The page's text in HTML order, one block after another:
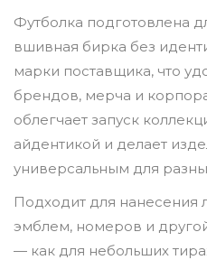
Футболка подготовлена
вшивная бирка без
марки поставщика, что
брендов, мерча и
облегчает запуск
айдентикой и делает
универсальным для
Подходит для нанесения
эмблем, номеров и
— как для небольших